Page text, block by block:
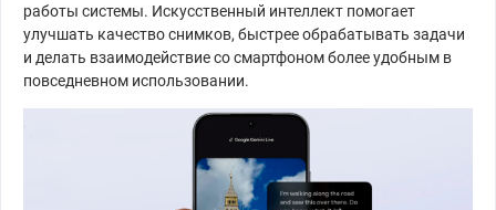
работы системы. Искусственный интеллект помогает
улучшать качество снимков, быстрее обрабатывать задачи
и делать взаимодействие со смартфоном более удобным в
повседневном использовании.